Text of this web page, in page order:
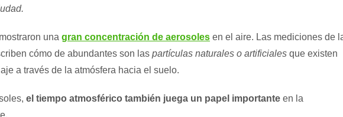
una gran concentración de aerosoles en el aire. Las mediciones de
cómo de abundantes son las partículas naturales o artificiales que existen
a través de la atmósfera hacia el suelo.
el tiempo atmosférico también juega un papel importante en la